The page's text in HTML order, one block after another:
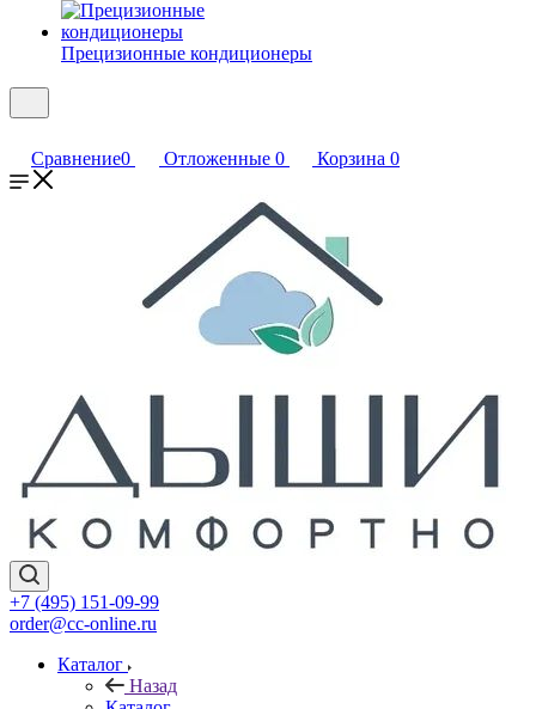
Прецизионные кондиционеры
Сравнение0 Отложенные 0 Корзина 0
+7 (495) 151-09-99
order@cc-online.ru
Каталог
Назад